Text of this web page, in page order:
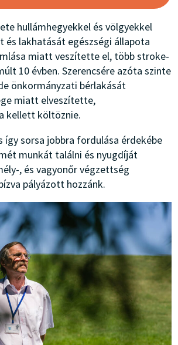
hullámhegyekkel és völgyekkel
és lakhatását egészségi állapota
miatt veszítette el, több stroke-
10 évben. Szerencsére azóta szinte
önkormányzati bérlakását
miatt elveszítette,
kellett költöznie.
így sorsa jobbra fordulása érdekébe
munkát találni és nyugdíját
, és vagyonőr végzettség
pályázott hozzánk.